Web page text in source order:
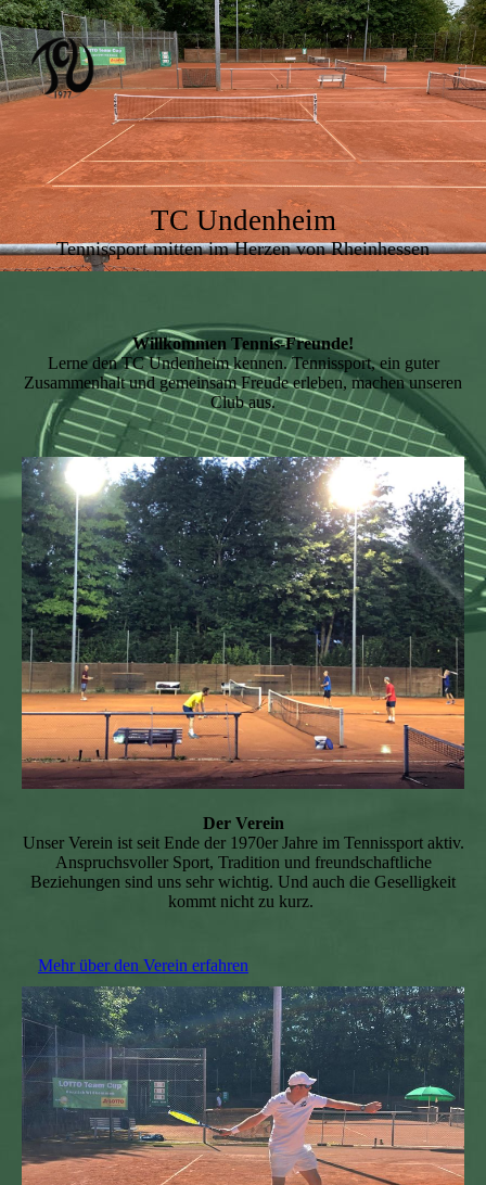
TC Undenheim
Tennissport mitten im Herzen von Rheinhessen
Willkommen Tennis-Freunde!
Lerne den TC Undenheim kennen. Tennissport, ein guter
Zusammenhalt und gemeinsam Freude erleben, machen unseren
Club aus.
Der Verein
Unser Verein ist seit Ende der 1970er Jahre im Tennissport aktiv.
Anspruchsvoller Sport, Tradition und freundschaftliche
Beziehungen sind uns sehr wichtig. Und auch die Geselligkeit
kommt nicht zu kurz.
Mehr über den Verein erfahren